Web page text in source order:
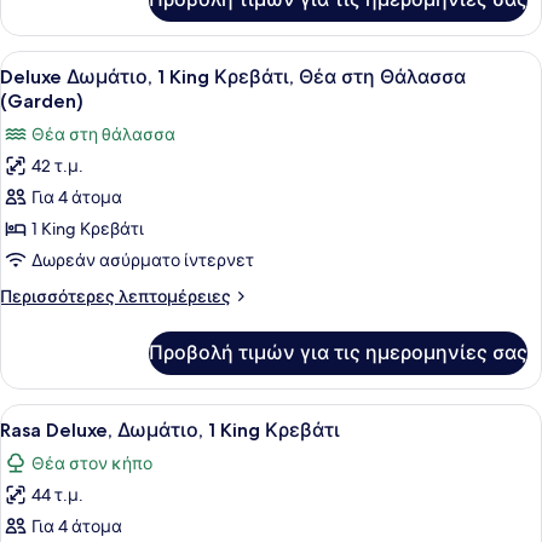
στον
Κήπο
Δωμάτιο,
King
Κρεβάτι,
Θέα
στον
Κήπο
Προβολή
όλων
των
φωτογραφιών
για
Deluxe
Δωμάτιο,
1
King
Κρεβάτι,
στη
Θάλασσα
(Garden)
Ένα δωμάτιο ξενοδοχείου με ένα
6
Deluxe Δωμάτιο, 1 King Κρεβάτι, Θέα στη Θάλασσα
(Garden)
Θέα στη θάλασσα
42 τ.μ.
Για 4 άτομα
1 King Κρεβάτι
Δωρεάν ασύρματο ίντερνετ
Περισσότερες λεπτομέρειες
Περισσότερες
Δωμάτιο,
King
Θέα
στη
(Garden)
Προβολή τιμών για τις ημερομηνίες σας
Προβολή
όλων
των
φωτογραφιών
για
Ένα δωμάτιο ξενοδοχείου με ένα
6
Rasa Deluxe, Δωμάτιο, 1 King Κρεβάτι
Θέα στον κήπο
44 τ.μ.
Για 4 άτομα